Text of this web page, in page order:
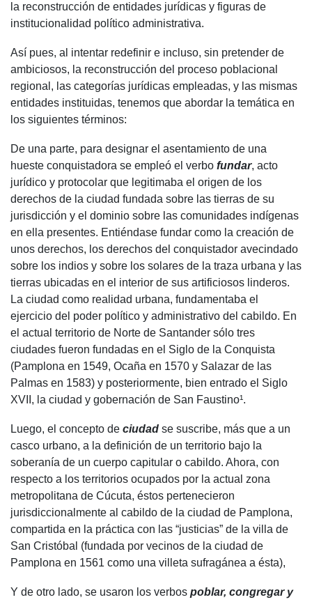
la reconstrucción de entidades jurídicas y figuras de
institucionalidad político administrativa.
Así pues, al intentar redefinir e incluso, sin pretender de
ambiciosos, la reconstrucción del proceso poblacional
regional, las categorías jurídicas empleadas, y las mismas
entidades instituidas, tenemos que abordar la temática en
los siguientes términos:
De una parte, para designar el asentamiento de una
hueste conquistadora se empleó el verbo fundar, acto
jurídico y protocolar que legitimaba el origen de los
derechos de la ciudad fundada sobre las tierras de su
jurisdicción y el dominio sobre las comunidades indígenas
en ella presentes. Entiéndase fundar como la creación de
unos derechos, los derechos del conquistador avecindado
sobre los indios y sobre los solares de la traza urbana y las
tierras ubicadas en el interior de sus artificiosos linderos.
La ciudad como realidad urbana, fundamentaba el
ejercicio del poder político y administrativo del cabildo. En
el actual territorio de Norte de Santander sólo tres
ciudades fueron fundadas en el Siglo de la Conquista
(Pamplona en 1549, Ocaña en 1570 y Salazar de las
Palmas en 1583) y posteriormente, bien entrado el Siglo
XVII, la ciudad y gobernación de San Faustino¹.
Luego, el concepto de ciudad se suscribe, más que a un
casco urbano, a la definición de un territorio bajo la
soberanía de un cuerpo capitular o cabildo. Ahora, con
respecto a los territorios ocupados por la actual zona
metropolitana de Cúcuta, éstos pertenecieron
jurisdiccionalmente al cabildo de la ciudad de Pamplona,
compartida en la práctica con las “justicias” de la villa de
San Cristóbal (fundada por vecinos de la ciudad de
Pamplona en 1561 como una villeta sufragánea a ésta),
Y de otro lado, se usaron los verbos poblar, congregar y